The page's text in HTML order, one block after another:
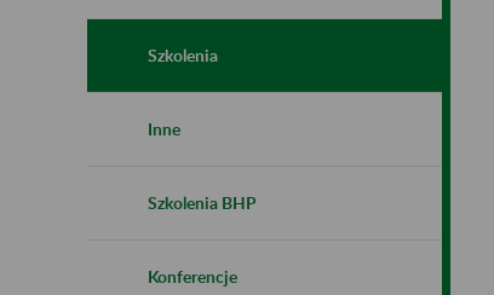
Szkolenia
Inne
Szkolenia BHP
Konferencje